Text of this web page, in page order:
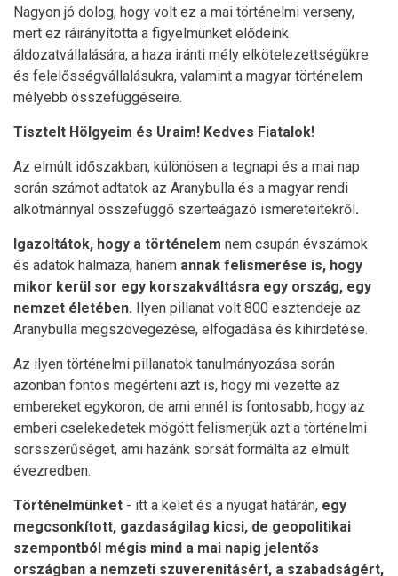
Nagyon jó dolog, hogy volt ez a mai történelmi verseny,
mert ez ráirányította a figyelmünket elődeink
áldozatvállalására, a haza iránti mély elkötelezettségükre
és felelősségvállalásukra, valamint a magyar történelem
mélyebb összefüggéseire.
Tisztelt Hölgyeim és Uraim! Kedves Fiatalok!
Az elmúlt időszakban, különösen a tegnapi és a mai nap
során számot adtatok az Aranybulla és a magyar rendi
alkotmánnyal összefüggő szerteágazó ismereteitekről.
Igazoltátok, hogy a történelem nem csupán évszámok
és adatok halmaza, hanem annak felismerése is, hogy
mikor kerül sor egy korszakváltásra egy ország, egy
nemzet életében. Ilyen pillanat volt 800 esztendeje az
Aranybulla megszövegezése, elfogadása és kihirdetése.
Az ilyen történelmi pillanatok tanulmányozása során
azonban fontos megérteni azt is, hogy mi vezette az
embereket egykoron, de ami ennél is fontosabb, hogy az
emberi cselekedetek mögött felismerjük azt a történelmi
sorsszerűséget, ami hazánk sorsát formálta az elmúlt
évezredben.
Történelmünket - itt a kelet és a nyugat határán, egy
megcsonkított, gazdaságilag kicsi, de geopolitikai
szempontból mégis mind a mai napig jelentős
országban a nemzeti szuverenitásért, a szabadságért,